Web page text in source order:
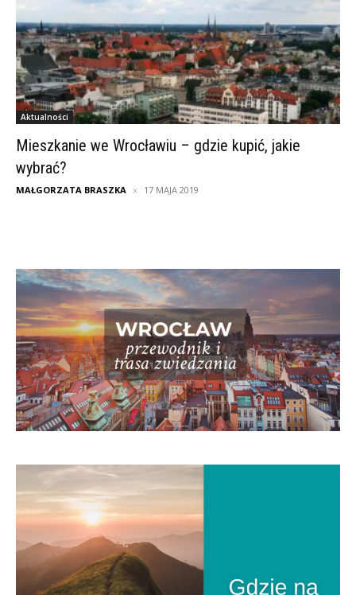
Aktualności
Mieszkanie we Wrocławiu – gdzie kupić, jakie
wybrać?
MAŁGORZATA BRASZKA 17 MAJA 2019